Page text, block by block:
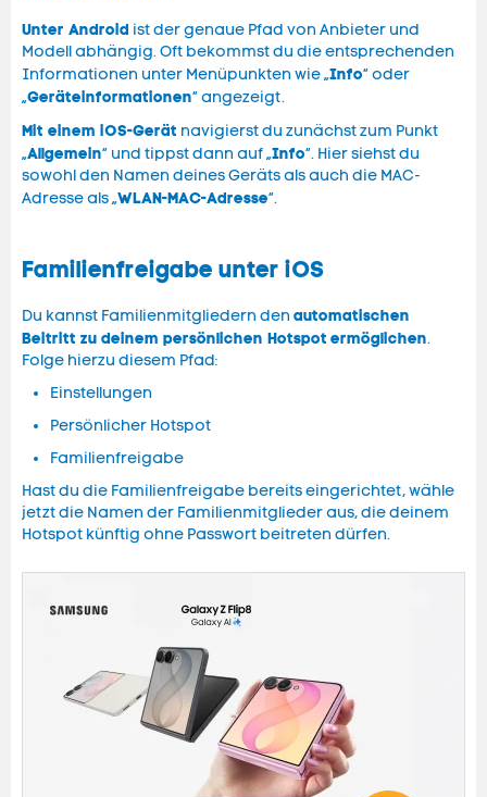
Unter Android ist der genaue Pfad von Anbieter und
Modell abhängig. Oft bekommst du die entsprechenden
Informationen unter Menüpunkten wie „Info“ oder
„Geräteinformationen“ angezeigt.
Mit einem iOS-Gerät navigierst du zunächst zum Punkt
„Allgemein“ und tippst dann auf „Info“. Hier siehst du
sowohl den Namen deines Geräts als auch die MAC-
Adresse als „WLAN-MAC-Adresse“.
Familienfreigabe unter iOS
Du kannst Familienmitgliedern den automatischen
Beitritt zu deinem persönlichen Hotspot ermöglichen.
Folge hierzu diesem Pfad:
Einstellungen
Persönlicher Hotspot
Familienfreigabe
Hast du die Familienfreigabe bereits eingerichtet, wähle
jetzt die Namen der Familienmitglieder aus, die deinem
Hotspot künftig ohne Passwort beitreten dürfen.